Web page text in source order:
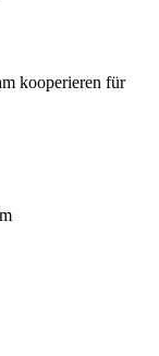
kooperieren für